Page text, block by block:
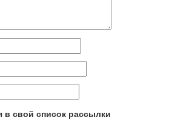
в свой список рассылки